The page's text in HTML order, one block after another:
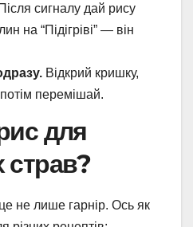
Після сигналу дай рису
на “Підігріві” — він
Відкрий кришку,
перемішай.
для
страв?
не лише гарнір. Ось як